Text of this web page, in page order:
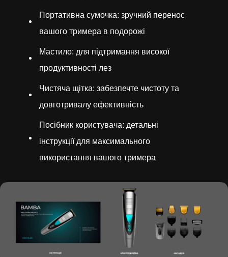
Портативна сумочка: зручний перенос
вашого тримера в подорожі
Мастило: для підтримання високої
продуктивності лез
Чистяча щітка: забезпечте чистоту та
довготривалу ефективність
Посібник користувача: детальні
інструкції для максимального
використання вашого тримера